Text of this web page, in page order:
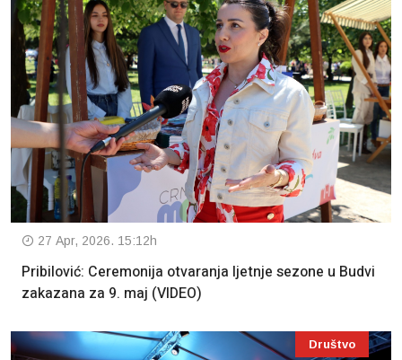
27 Apr, 2026. 15:12h
Pribilović: Ceremonija otvaranja ljetnje sezone u Budvi
zakazana za 9. maj (VIDEO)
Društvo